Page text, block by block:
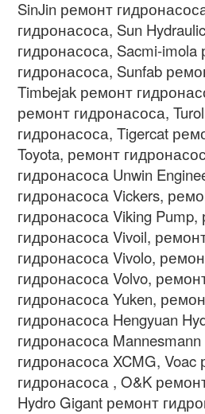
SinJin ремонт
гидронасоса, Sun Hydraulic
гидронасоса, Sacmi-imola
гидронасоса, Sunfab
Timbejak ремонт
ремонт гидронасоса,
гидронасоса, Tigercat
Toyota, ремонт
гидронасоса Unwin
гидронасосаVickers,
гидронасосаViking Pump,
гидронасосаVivoil,
гидронасосаVivolo,
гидронасосаVolvo,
гидронасосаYuken,
гидронасоса Hengyuan
гидронасоса
гидронасоса XCMG, Voac
гидронасоса , O&K
Hydro Gigant ремонт